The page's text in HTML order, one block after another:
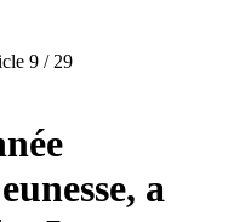
9 / 29
a